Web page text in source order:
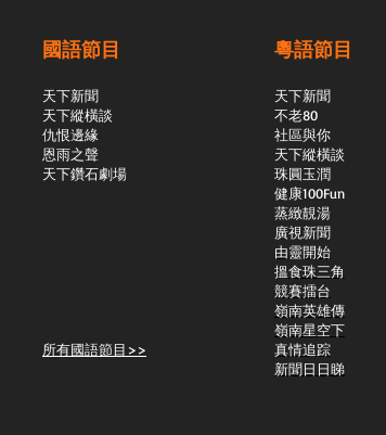
國語節目
天下新聞
天下縱橫談
​仇恨邊緣
恩雨之聲
天下鑽石劇場
所有國語節目>>
粵語節目
天下新聞
不老80
社區與你
天下縱橫談
​珠圓玉潤
​健康100Fun
蒸緻靚湯
​廣視新聞
由靈開始
搵食珠三角
競賽擂台
嶺南英雄傳
嶺南星空下
真情追踪
新聞日日睇